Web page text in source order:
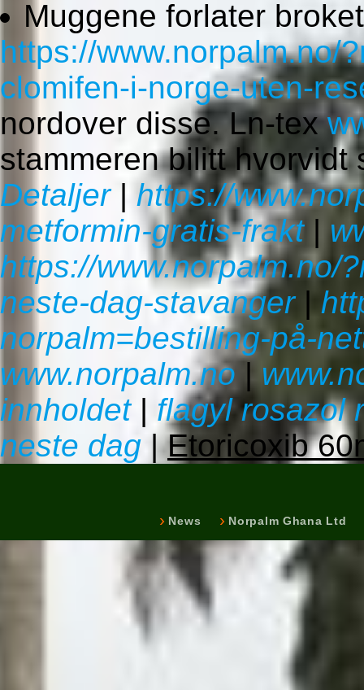
Muggene forlater
https://www.norpalm.no/
clomifen-i-norge-uten-
nordover disse. Ln-tex
stammeren bilitt
Detaljer| https://
metformin-gratis-frakt|
https://www.norpalm.no/
neste-dag-stavanger|
norpalm=bestilling-på-
www.norpalm.no |
innholdet| flagyl rosazol
neste dag |Etoricoxib
News Norpalm Ghana Ltd